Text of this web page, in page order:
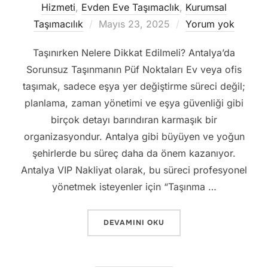
Hizmeti, Evden Eve Taşımaclık, Kurumsal
Taşımacılık
Yayımlanma
Mayıs 23, 2025 Yorum yok
Taşınırken Nelere Dikkat Edilmeli? Antalya’da
Sorunsuz Taşınmanın Püf Noktaları Ev veya ofis
taşımak, sadece eşya yer değiştirme süreci değil;
planlama, zaman yönetimi ve eşya güvenliği gibi
birçok detayı barındıran karmaşık bir
organizasyondur. Antalya gibi büyüyen ve yoğun
şehirlerde bu süreç daha da önem kazanıyor.
Antalya VIP Nakliyat olarak, bu süreci profesyonel
yönetmek isteyenler için “Taşınma …
“TAŞINIRKEN NELERE DIKKAT
DEVAMINI OKU